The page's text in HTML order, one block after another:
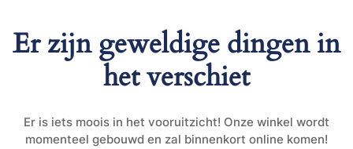
Er zijn geweldige dingen in
het verschiet
Er is iets moois in het vooruitzicht! Onze winkel wordt
momenteel gebouwd en zal binnenkort online komen!